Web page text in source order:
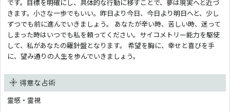
です。目標を明確にし、具体的な行動に移すことで、夢は現実へと近づ
きます。小さな一歩でもいい。昨日より今日、今日より明日へと、少し
ずつでも前に進んでいきましょう。 あなたが辛い時、苦しい時、迷って
しまった時はいつでも私を頼ってください。サイコメトリー能力を駆使
して、私があなたの羅針盤となります。 希望を胸に、幸せと喜びを手
に、望み通りの人生を歩んでいきましょう。
得意な占術
霊感・霊視